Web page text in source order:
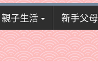
親子生活 新手父母